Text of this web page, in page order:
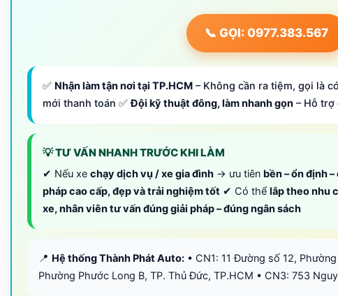
📞 GỌI: 0977.383.567
✅ Nhận làm tận nơi tại TP.HCM – Không cần ra tiệm, gọi là
mới thanh toán ✅Đội kỹ thuật đông, làm nhanh gọn – Hỗ trợ
💡 TƯ VẤN NHANH TRƯỚC KHI LÀM
✔ Nếu xe chạy dịch vụ / xe gia đình → ưu tiên bền – ổn định
pháp cao cấp, đẹp và trải nghiệm tốt ✔ Có thể lắp theo nhu
xe, nhân viên tư vấn đúng giải pháp – đúng ngân sách
📍 Hệ thống Thành Phát Auto: • CN1: 11 Đường số 12,
Phường Phước Long B, TP. Thủ Đức, TP.HCM • CN3: 753